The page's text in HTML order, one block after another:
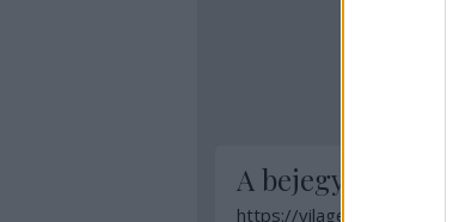
A bejegyzés
https://vilagevo.hu/api/